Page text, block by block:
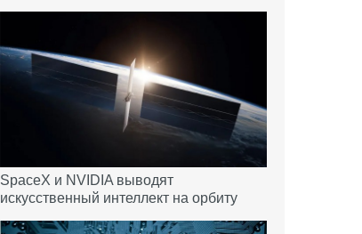
SpaceX и NVIDIA выводят
искусственный интеллект на орбиту